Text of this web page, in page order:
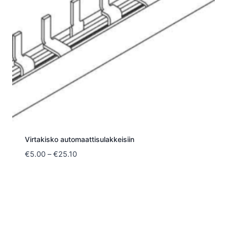
Virtakisko automaattisulakkeisiin
€5.00 – €25.10Hintaluokka: